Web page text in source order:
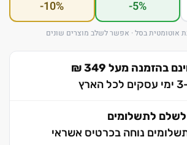
-5%
-10%
אוטומטית בסל · אפשר לשלב מוצרים שונים
בהזמנה מעל 349 ₪
לתשלומים
נוחה בכרטיס אשראי